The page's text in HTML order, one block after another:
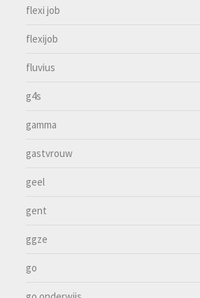
flexi job
flexijob
fluvius
g4s
gamma
gastvrouw
geel
gent
ggze
go